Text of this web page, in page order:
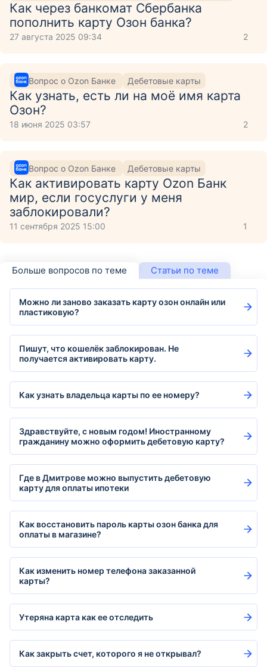
Как через банкомат Сбербанка
пополнить карту Озон банка?
27 августа 2025 09:34 2
Вопрос о Ozon Банке Дебетовые карты
Как узнать, есть ли на моё имя карта
Озон?
18 июня 2025 03:57 2
Вопрос о Ozon Банке Дебетовые карты
Как активировать карту Ozon Банк
мир, если госуслуги у меня
заблокировали?
11 сентября 2025 15:00 1
Больше вопросов по теме Статьи по теме
Можно ли заново заказать карту озон онлайн или
пластиковую?
Пишут, что кошелёк заблокирован. Не
получается активировать карту.
Как узнать владельца карты по ее номеру?
Здравствуйте, с новым годом! Иностранному
гражданину можно оформить дебетовую карту?
Где в Дмитрове можно выпустить дебетовую
карту для оплаты ипотеки
Как восстановить пароль карты озон банка для
оплаты в магазине?
Как изменить номер телефона заказанной
карты?
Утеряна карта как ее отследить
Как закрыть счет, которого я не открывал?